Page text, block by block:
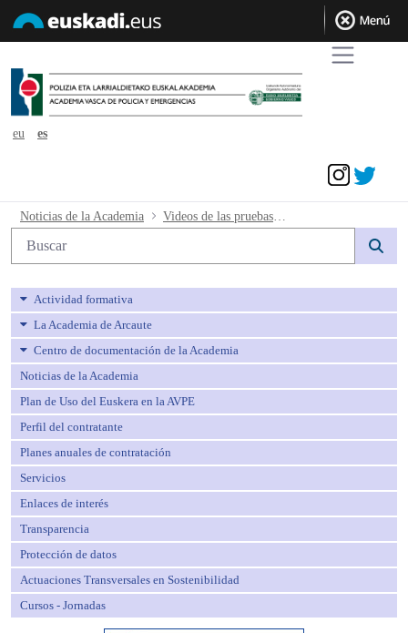
eu
es
Videos de las pruebas físicas. - avpe
Noticias de la Academia
Búsqueda web
Actividad formativa
La Academia de Arcaute
Centro de documentación de la Academia
Noticias de la Academia
Plan de Uso del Euskera en la AVPE
Perfil del contratante
Planes anuales de contratación
Servicios
Enlaces de interés
Transparencia
Protección de datos
Actuaciones Transversales en Sostenibilidad
Cursos - Jornadas